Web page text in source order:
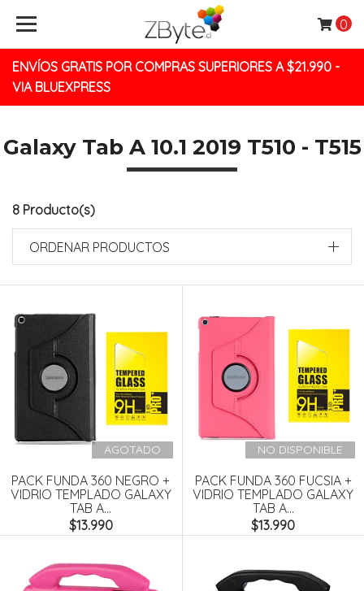
ENVÍOS GRATIS POR COMPRAS SUPERIORES A $21.990 -
VIA BLUEXPRESS
0
Galaxy Tab A 10.1 2019 T510 - T515
8 Producto(s)
ORDENAR PRODUCTOS
AGOTADO
PACK FUNDA 360 NEGRO +
VIDRIO TEMPLADO GALAXY
TAB A...
$13.990
NO DISPONIBLE
PACK FUNDA 360 FUCSIA +
VIDRIO TEMPLADO GALAXY
TAB A...
$13.990